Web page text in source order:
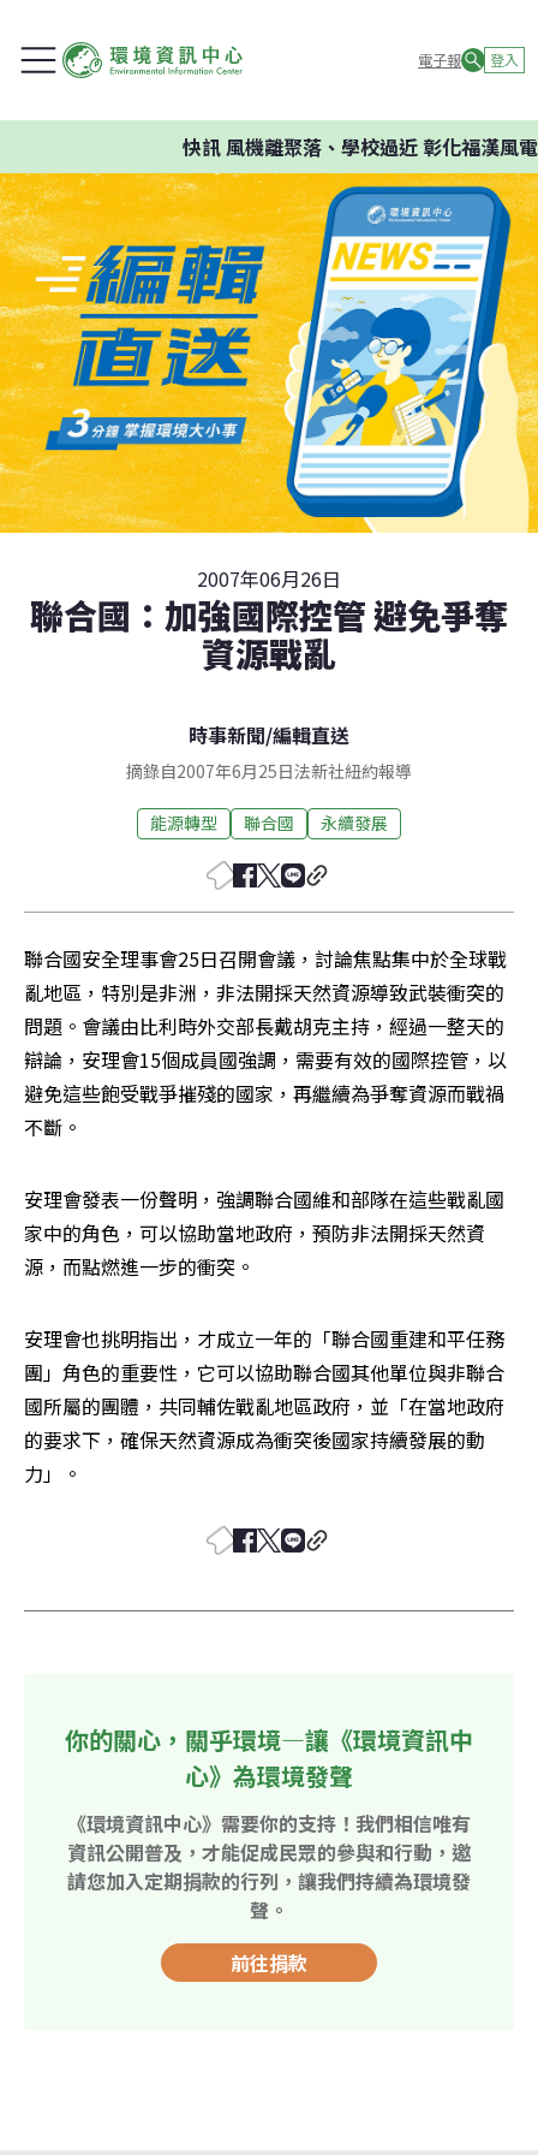
電子報 登入
快訊風機離聚落、學校過近 彰化福漢風電
2007年06月26日
聯合國：加強國際控管 避免爭奪
資源戰亂
時事新聞/編輯直送
摘錄自2007年6月25日法新社紐約報導
能源轉型 聯合國 永續發展
聯合國安全理事會25日召開會議，討論焦點集中於全球戰
亂地區，特別是非洲，非法開採天然資源導致武裝衝突的
問題。會議由比利時外交部長戴胡克主持，經過一整天的
辯論，安理會15個成員國強調，需要有效的國際控管，以
避免這些飽受戰爭摧殘的國家，再繼續為爭奪資源而戰禍
不斷。
安理會發表一份聲明，強調聯合國維和部隊在這些戰亂國
家中的角色，可以協助當地政府，預防非法開採天然資
源，而點燃進一步的衝突。
安理會也挑明指出，才成立一年的「聯合國重建和平任務
團」角色的重要性，它可以協助聯合國其他單位與非聯合
國所屬的團體，共同輔佐戰亂地區政府，並「在當地政府
的要求下，確保天然資源成為衝突後國家持續發展的動
力」。
你的關心，關乎環境—讓《環境資訊中
心》為環境發聲
《環境資訊中心》需要你的支持！我們相信唯有
資訊公開普及，才能促成民眾的參與和行動，邀
請您加入定期捐款的行列，讓我們持續為環境發
聲。
前往捐款